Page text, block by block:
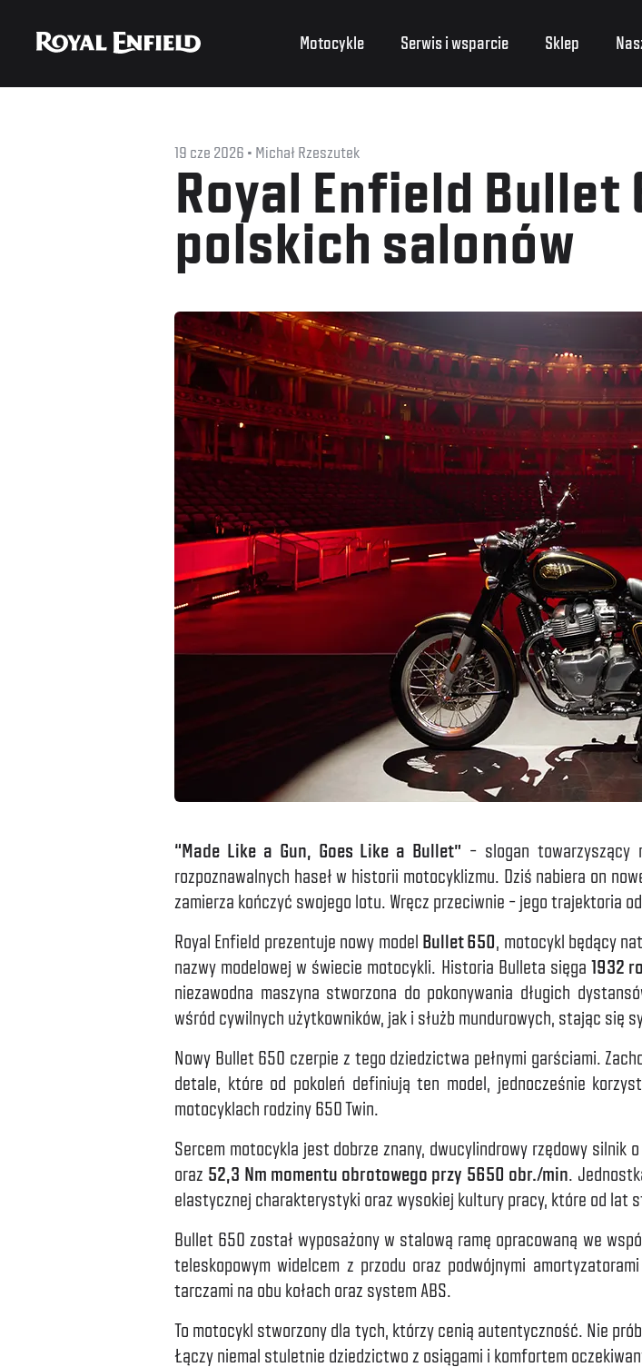
Motocykle Serwis i wsparcie Sklep
19 cze 2026 Michał Rzeszutek
Royal Enfield
polskich salonów
“Made Like a Gun, Goes Like a Bullet” – slogan towarzyszący
rozpoznawalnych haseł w historii motocyklizmu. Dziś nabiera on
zamierza kończyć swojego lotu. Wręcz przeciwnie – jego trajektoria
Royal Enfield prezentuje nowy model Bullet 650, motocykl będący
nazwy modelowej w świecie motocykli. Historia Bulleta sięga 1932
niezawodna maszyna stworzona do pokonywania długich
wśród cywilnych użytkowników, jak i służb mundurowych, stając się
Nowy Bullet 650 czerpie z tego dziedzictwa pełnymi garściami.
detale, które od pokoleń definiują ten model, jednocześnie
motocyklach rodziny 650 Twin.
Sercem motocykla jest dobrze znany, dwucylindrowy rzędowy silnik
oraz 52,3 Nm momentu obrotowego przy 5650 obr./min.
elastycznej charakterystyki oraz wysokiej kultury pracy, które od lat
Bullet 650 został wyposażony w stalową ramę opracowaną we
teleskopowym widelcem z przodu oraz podwójnymi
tarczami na obu kołach oraz system ABS.
To motocykl stworzony dla tych, którzy cenią autentyczność. Nie
Łączy niemal stuletnie dziedzictwo z osiągami i komfortem